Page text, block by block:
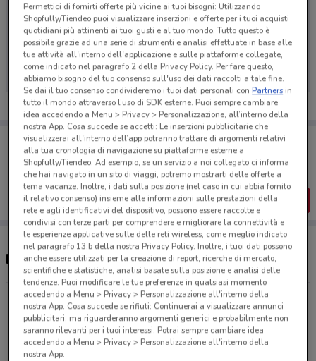
Ci dispiace, al momento non abbiamo pubblicato
volantini nella tua zona. Riprova più tardi.
Porta DoveConviene sempre con te!
Puoi trovare le migliori offerte dei negozi vicino a te,
salvarle e creare la tua lista del risparmio, comodamente
dal tuo cellulare.
SCARICA L’APP
Negozi Trudi a Cremona
VIA LENO, 2 Leno
27.4 km
Permettici di fornirti offerte più vicine ai tuoi bisogni: Utilizzando
Shopfully/Tiendeo puoi visualizzare inserzioni e offerte per i tuoi acquisti
quotidiani più attinenti ai tuoi gusti e al tuo mondo. Tutto questo è
possibile grazie ad una serie di strumenti e analisi effettuate in base alle
tue attività all'interno dell'applicazione e sulle piattaforme collegate,
come indicato nel paragrafo 2 della Privacy Policy. Per fare questo,
abbiamo bisogno del tuo consenso sull'uso dei dati raccolti a tale fine.
Se dai il tuo consenso condivideremo i tuoi dati personali conPartnersin
tutto il mondo attraverso l’uso di SDK esterne. Puoi sempre cambiare
idea accedendo a Menu > Privacy > Personalizzazione, all’interno della
nostra App. Cosa succede se accetti: Le inserzioni pubblicitarie che
visualizzerai all'interno dell’app potranno trattare di argomenti relativi
alla tua cronologia di navigazione su piattaforme esterne a
Shopfully/Tiendeo. Ad esempio, se un servizio a noi collegato ci informa
che hai navigato in un sito di viaggi, potremo mostrarti delle offerte a
tema vacanze. Inoltre, i dati sulla posizione (nel caso in cui abbia fornito
il relativo consenso) insieme alle informazioni sulle prestazioni della
rete e agli identificativi del dispositivo, possono essere raccolte e
condivisi con terze parti per comprendere e migliorare la connettività e
le esperienze applicative sulle delle reti wireless, come meglio indicato
nel paragrafo 13.b della nostra Privacy Policy. Inoltre, i tuoi dati possono
anche essere utilizzati per la creazione di report, ricerche di mercato,
scientifiche e statistiche, analisi basate sulla posizione e analisi delle
tendenze. Puoi modificare le tue preferenze in qualsiasi momento
accedendo a Menu > Privacy > Personalizzazione all'interno della
nostra App. Cosa succede se rifiuti: Continuerai a visualizzare annunci
pubblicitari, ma riguarderanno argomenti generici e probabilmente non
saranno rilevanti per i tuoi interessi. Potrai sempre cambiare idea
accedendo a Menu > Privacy > Personalizzazione all'interno della
nostra App.